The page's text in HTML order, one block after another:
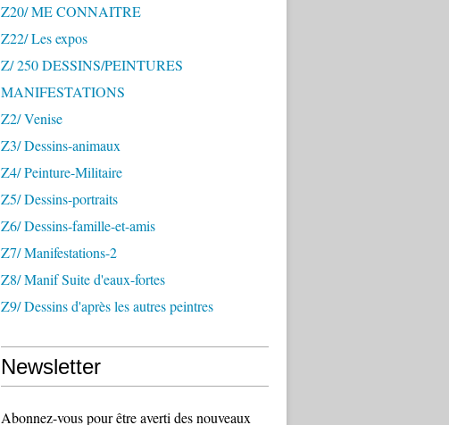
Z20/ ME CONNAITRE
Z22/ Les expos
Z/ 250 DESSINS/PEINTURES
MANIFESTATIONS
Z2/ Venise
Z3/ Dessins-animaux
Z4/ Peinture-Militaire
Z5/ Dessins-portraits
Z6/ Dessins-famille-et-amis
Z7/ Manifestations-2
Z8/ Manif Suite d'eaux-fortes
Z9/ Dessins d'après les autres peintres
Newsletter
Abonnez-vous pour être averti des nouveaux